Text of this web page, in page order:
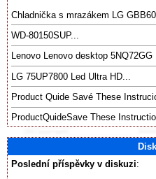
Chladnička s mrazákem LG
WD-80150SUP...
Lenovo Lenovo desktop 5NQ72GG
LG 75UP7800 Led Ultra HD...
Product Quide Savé These
ProductQuideSave These
Poslední příspěvky v diskuzi: